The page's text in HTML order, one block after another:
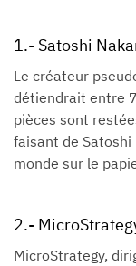
1.- Satoshi
Le créateur
détiendrait entre
pièces sont
faisant de Satoshi
monde sur le
2.-
MicroStrategy,